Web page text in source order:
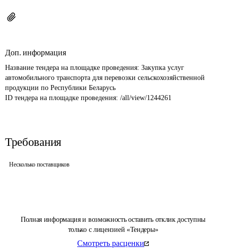
Полная информация и возможность оставить отклик доступны
только с лицензией «Тендеры»
Смотреть расценки
Доп. информация
Название тендера на площадке проведения: Закупка услуг
автомобильного транспорта для перевозки сельскохозяйственной
продукции по Республики Беларусь
ID тендера на площадке проведения: /all/view/1244261
Требования
Несколько поставщиков